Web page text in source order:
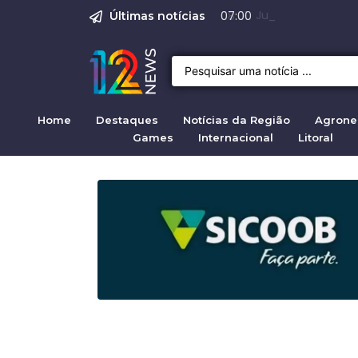
Últimas notícias 08:01 Justiça confirma
Prisão de
STF autoriza
O Assassinato de
Range Rover
Home Destaques Notícias da Região
Games
Internacional Litoral